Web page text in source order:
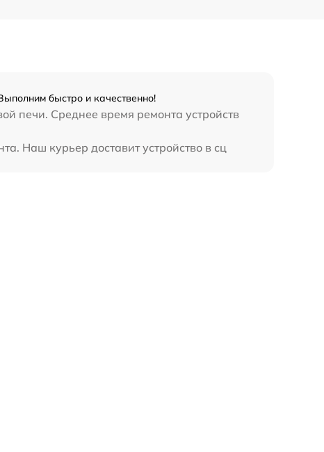
быстро и качественно!
печи. Среднее время ремонта устройств
Наш курьер доставит устройство в сц